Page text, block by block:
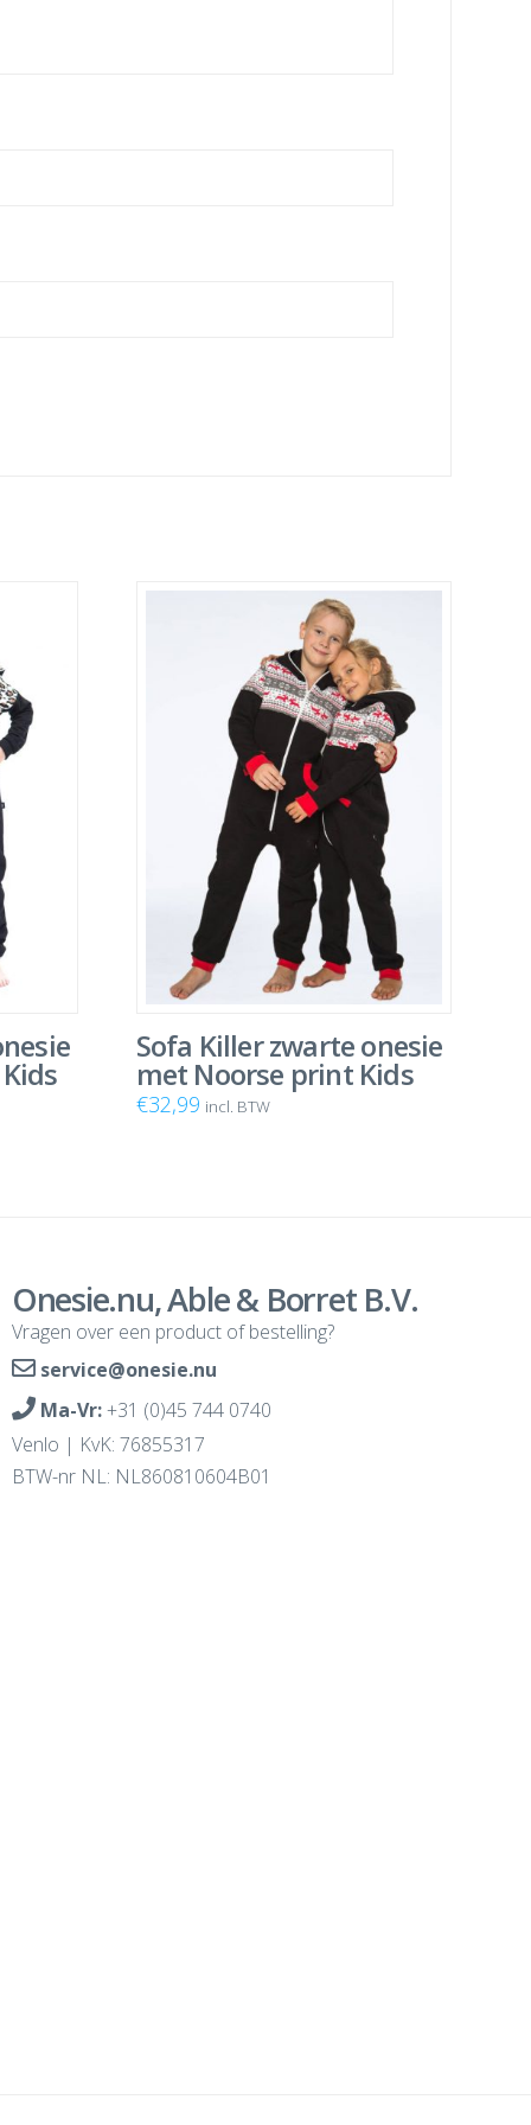
Sofa Killer zwarte onesie
met Noorse print Kids
€32,99 incl. BTW
Onesie.nu, Able & Borret B.V.
Vragen over een product of bestelling?
service@onesie.nu
Ma-Vr:+31 (0)45 744 0740
Venlo | KvK: 76855317
BTW-nr NL: NL860810604B01